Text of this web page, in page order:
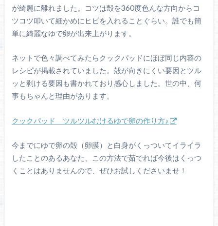
が綺麗に離れました。コツは殻を360度色んな方向からコ
ツコツ叩いて細かめにヒビを入れることぐらい。誰でも簡
単に綺麗なゆで卵が出来上がります。
ネットで色々調べてみたらクックパッドにほぼ同じ内容の
レシピが掲載されていました。殻が向きにくい要因とツル
ッと剥ける要因も書かれており感心しました。世の中、何
事もちゃんと理由があります。
クックパッド ツルツルむけるゆで卵の作り方♪
今までにゆで卵の殻（卵膜）と白身がくっついてイライラ
したことのあるあなた、この方法で茹でれば今後はくっつ
くことはありませんので、ぜひお試しくださいませ！